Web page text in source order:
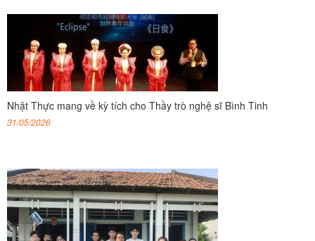
Nhật Thực mang về kỳ tích cho Thầy trò nghệ sĩ Bình Tinh
31/05/2026